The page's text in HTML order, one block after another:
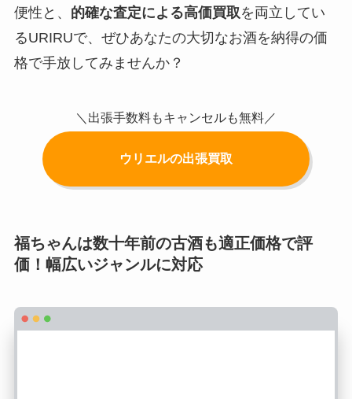
便性と、 的確な査定による高価買取を両立してい
るURIRUで、ぜひあなたの大切なお酒を納得の価
格で手放してみませんか？
＼出張手数料もキャンセルも無料／
ウリエルの出張買取
福ちゃんは数十年前の古酒も適正価格で評
価！幅広いジャンルに対応